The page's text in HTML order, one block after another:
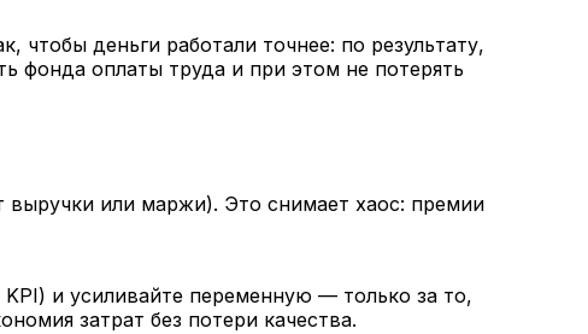
чтобы деньги работали точнее: по результату,
фонда оплаты труда и при этом не потерять
выручки или маржи). Это снимает хаос: премии
и усиливайте переменную — только за то,
затрат без потери качества.